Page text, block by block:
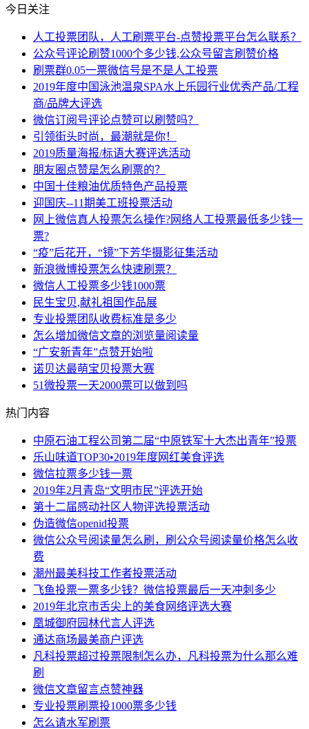
今日关注
人工投票团队，人工刷票平台-点赞投票平台怎么联系？
公众号评论刷赞1000个多少钱,公众号留言刷赞价格
刷票群0.05一票微信号是不是人工投票
2019年度中国泳池温泉SPA水上乐园行业优秀产品/工程
商/品牌大评选
微信订阅号评论点赞可以刷赞吗？
引领街头时尚，最潮就是你！
2019质量海报/标语大赛评选活动
朋友圈点赞是怎么刷票的？
中国十佳粮油优质特色产品投票
迎国庆--11期美工班投票活动
网上微信真人投票怎么操作?网络人工投票最低多少钱一
票?
“疫”后花开，“镜”下芳华摄影征集活动
新浪微博投票怎么快速刷票？
微信人工投票多少钱1000票
民生宝贝,献礼祖国作品展
专业投票团队收费标准是多少
怎么增加微信文章的浏览量阅读量
“广安新青年”点赞开始啦
诺贝达最萌宝贝投票大赛
51微投票一天2000票可以做到吗
热门内容
中原石油工程公司第二届“中原铁军十大杰出青年”投票
乐山味道TOP30•2019年度网红美食评选
微信拉票多少钱一票
2019年2月青岛“文明市民”评选开始
第十二届感动社区人物评选投票活动
伪造微信openid投票
微信公众号阅读量怎么刷，刷公众号阅读量价格怎么收
费
潮州最美科技工作者投票活动
飞鱼投票一票多少钱？微信投票最后一天冲刺多少
2019年北京市舌尖上的美食网络评选大赛
凰城御府园林代言人评选
通达商场最美商户评选
凡科投票超过投票限制怎么办，凡科投票为什么那么难
刷
微信文章留言点赞神器
专业投票刷票投1000票多少钱
怎么请水军刷票